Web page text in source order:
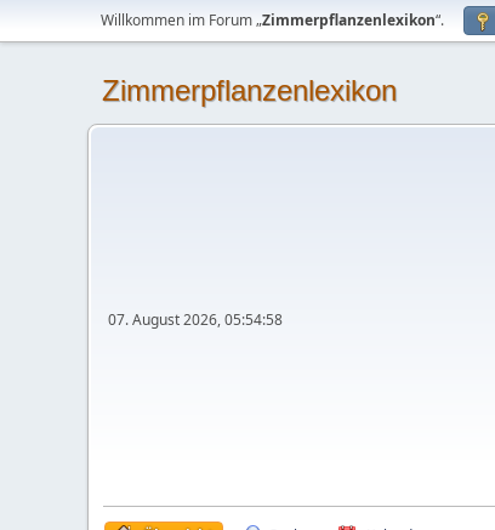
Willkommen im Forum „Zimmerpflanzenlexikon“.
Zimmerpflanzenlexikon
07. August 2026, 05:54:58